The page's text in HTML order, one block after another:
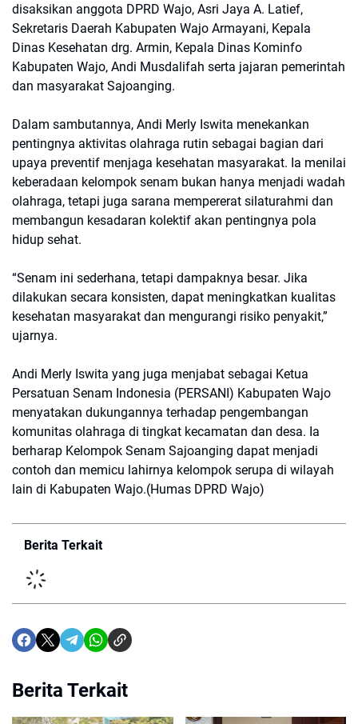
disaksikan anggota DPRD Wajo, Asri Jaya A. Latief,
Sekretaris Daerah Kabupaten Wajo Armayani, Kepala
Dinas Kesehatan drg. Armin, Kepala Dinas Kominfo
Kabupaten Wajo, Andi Musdalifah serta jajaran pemerintah
dan masyarakat Sajoanging.
Dalam sambutannya, Andi Merly Iswita menekankan
pentingnya aktivitas olahraga rutin sebagai bagian dari
upaya preventif menjaga kesehatan masyarakat. Ia menilai
keberadaan kelompok senam bukan hanya menjadi wadah
olahraga, tetapi juga sarana mempererat silaturahmi dan
membangun kesadaran kolektif akan pentingnya pola
hidup sehat.
“Senam ini sederhana, tetapi dampaknya besar. Jika
dilakukan secara konsisten, dapat meningkatkan kualitas
kesehatan masyarakat dan mengurangi risiko penyakit,”
ujarnya.
Andi Merly Iswita yang juga menjabat sebagai Ketua
Persatuan Senam Indonesia (PERSANI) Kabupaten Wajo
menyatakan dukungannya terhadap pengembangan
komunitas olahraga di tingkat kecamatan dan desa. Ia
berharap Kelompok Senam Sajoanging dapat menjadi
contoh dan memicu lahirnya kelompok serupa di wilayah
lain di Kabupaten Wajo.(Humas DPRD Wajo)
Berita Terkait
Berita Terkait